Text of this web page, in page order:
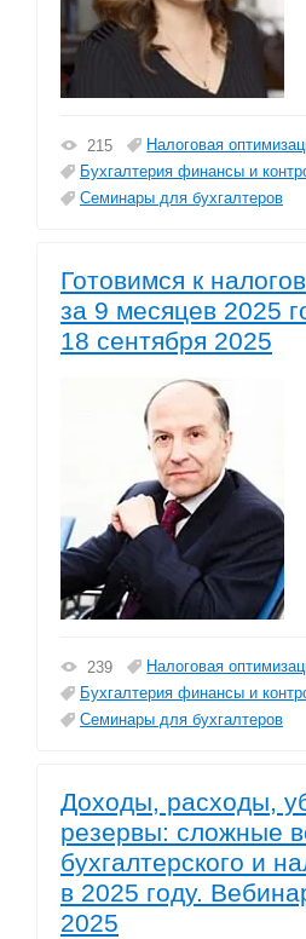
215 Налоговая
Бухгалтерия финансы и
Семинары для бухгалтеров
Готовимся к
за 9 месяцев 2025
18 сентября 2025
239 Налоговая
Бухгалтерия финансы и
Семинары для бухгалтеров
Доходы, расходы,
резервы: сложные
бухгалтерского и
в 2025 году.
2025